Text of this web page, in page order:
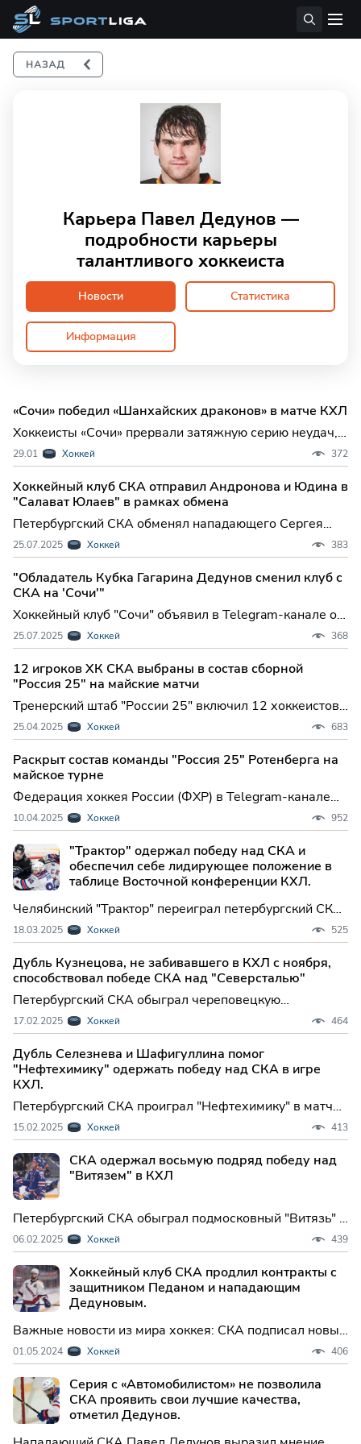
Карьера Павел Дедунов —
подробности карьеры
талантливого хоккеиста
Новости Статистика
Информация
«Сочи» победил «Шанхайских драконов» в матче КХЛ
Хоккеисты «Сочи» прервали затяжную серию неудач,
добыв волевую победу над «Шанхайскими драконами»
в Санкт-Петербурге — этот успех стал для южан
первым за последние пять встреч и позволил им
улучшить свои позиции в таблице Западной
конференции КХЛ.
29.01 Хоккей 372
Хоккейный клуб СКА отправил Андронова и Юдина в
"Салават Юлаев" в рамках обмена
Петербургский СКА обменял нападающего Сергея
Андронова и защитника Дмитрия Юдина в уфимский
"Салават Юлаев", сообщается в Telegram-канале
Континентальной хоккейной лиги (...
25.07.2025 Хоккей 383
"Обладатель Кубка Гагарина Дедунов сменил клуб с
СКА на 'Сочи'"
Хоккейный клуб "Сочи" объявил в Telegram-канале о
переходе нападающего Павла Дедунова из
петербургского СКА. Контракт Дедунова с "Сочи"
рассчитан до 31 мая 2026 года. В...
25.07.2025 Хоккей 368
12 игроков ХК СКА выбраны в состав сборной
"Россия 25" на майские матчи
Тренерский штаб "России 25" включил 12 хоккеистов
системы санкт-петербургского СКА в состав
национальной команды на турне сборной, который
пройдет в начале мая в Астане, ...
25.04.2025 Хоккей 683
Раскрыт состав команды "Россия 25" Ротенберга на
майское турне
Федерация хоккея России (ФХР) в Telegram-канале
огласила расширенный состав команды "Россия 25"
на предстоящее майское турне, где хоккеисты
проведут пять товарищеских вст...
10.04.2025 Хоккей 952
"Трактор" одержал победу над СКА и
обеспечил себе лидирующее положение в
таблице Восточной конференции КХЛ.
Челябинский "Трактор" переиграл петербургский СКА
в матче регулярного чемпионата Континентальной
хоккейной лиги (КХЛ) и гарантировал себе первое
место в турнирной таблице...
18.03.2025 Хоккей 525
Дубль Кузнецова, не забивавшего в КХЛ с ноября,
способствовал победе СКА над "Северсталью"
Петербургский СКА обыграл череповецкую
"Северсталь" в матче регулярного чемпионата
Континентальной хоккейной лиги (КХЛ). Встреча в
Череповце завершилась со счетом 5:3 (1...
17.02.2025 Хоккей 464
Дубль Селезнева и Шафигуллина помог
"Нефтехимику" одержать победу над СКА в игре
КХЛ.
Петербургский СКА проиграл "Нефтехимику" в матче
регулярного чемпионата Континентальной хоккейной
лиги (КХЛ). Встреча в Нижнекамске завершилась со
счетом 4:3 (1:2, 3:1, ...
15.02.2025 Хоккей 413
СКА одержал восьмую подряд победу над
"Витязем" в КХЛ
Петербургский СКА обыграл подмосковный "Витязь" в
матче регулярного чемпионата Континентальной
хоккейной лиги (КХЛ). Встреча в Балашихе
завершилась со счетом 4:2 (1:0, 2:...
06.02.2025 Хоккей 439
Хоккейный клуб СКА продлил контракты с
защитником Педаном и нападающим
Дедуновым.
Важные новости из мира хоккея: СКА подписал новые
двухлетние контракты с опытными игроками.
Защитник Андрей Педан и нападающий Павел
Дедунов останутся в составе команды, сообщает
пресс-служба КХЛ.
01.05.2024 Хоккей 406
Серия с «Автомобилистом» не позволила
СКА проявить свои лучшие качества,
отметил Дедунов.